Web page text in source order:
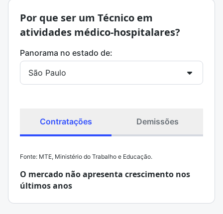
Por que ser um Técnico em
atividades médico-hospitalares?
Panorama no estado de:
Contratações Demissões
Fonte: MTE, Ministério do Trabalho e Educação.
O mercado não apresenta crescimento nos
últimos anos